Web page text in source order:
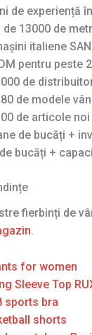
de experiență
de 13000 de
italiene
pentru peste
de
de modele
de articole
de bucăți +
bucăți +
fierbinți de
.
for women
Sleeve Top
sports bra
shorts